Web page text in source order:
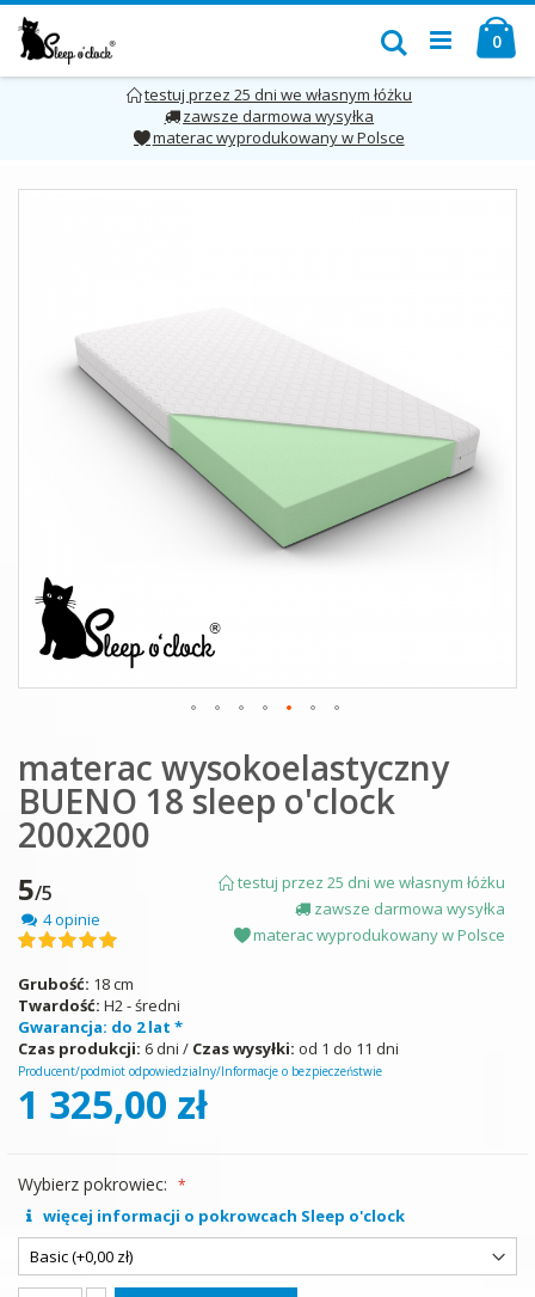
testuj przez 25 dni we własnym łóżku
zawsze darmowa wysyłka
materac wyprodukowany w Polsce
Przejdź
do
treści
0
Szukaj
materac wysokoelastyczny
BUENO 18 sleep o'clock
200x200
5/5
4 opinie
Ocena:
testuj przez 25 dni we własnym łóżku
zawsze darmowa wysyłka
materac wyprodukowany w Polsce
Grubość: 18 cm
Twardość: H2 - średni
Gwarancja: do 2 lat *
Czas produkcji: 6 dni / Czas wysyłki: od 1 do 11 dni
Producent/podmiot odpowiedzialny/Informacje o bezpieczeństwie
1 325,00 zł
Wybierz pokrowiec:
więcej informacji o pokrowcach Sleep o'clock
to
the
beginning
of
the
gallery